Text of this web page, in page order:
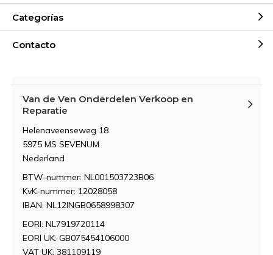
Categorías
Contacto
Van de Ven Onderdelen Verkoop en
Reparatie
Helenaveenseweg 18
5975 MS SEVENUM
Nederland
BTW-nummer: NL001503723B06
KvK-nummer: 12028058
IBAN: NL12INGB0658998307
EORI: NL7919720114
EORI UK: GB075454106000
VAT UK: 381109119